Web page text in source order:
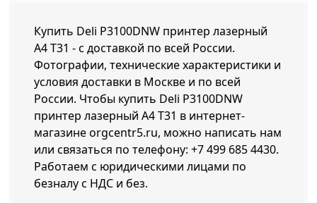
Купить Deli P3100DNW принтер лазерный
A4 T31 - с доставкой по всей России.
Фотографии, технические характеристики и
условия доставки в Москве и по всей
России. Чтобы купить Deli P3100DNW
принтер лазерный A4 T31 в интернет-
магазине orgcentr5.ru, можно написать нам
или связаться по телефону: +7 499 685 4430.
Работаем с юридическими лицами по
безналу с НДС и без.